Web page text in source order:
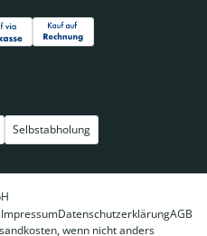
Selbstabholung
ImpressumDatenschutzerklärungAGB
wenn nicht anders